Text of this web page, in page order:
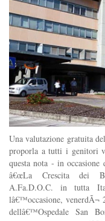
Una valutazione gratuita
proporla a tutti i genitori
questa nota - in occasione
â€œLa Crescita dei
A.Fa.D.O.C. in tutta
lâ€™occasione, venerdÃ¬
dellâ€™Ospedale San